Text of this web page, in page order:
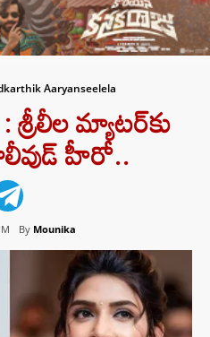
Aaryanseelela
శ్రీలీల మ్యాటర్‌కు
హీరో..
By Mounika